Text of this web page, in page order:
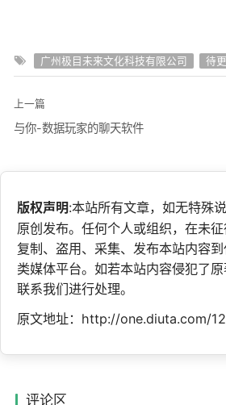
广州极目未来文化科技有限公司 待
上一篇
与你-数据玩家的聊天软件
版权声明:本站所有文章，如无特殊
原创发布。任何个人或组织，在未
复制、盗用、采集、发布本站内容
类媒体平台。如若本站内容侵犯了
联系我们进行处理。
原文地址：http://one.diuta.com/
评论区